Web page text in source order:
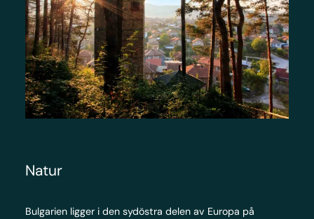
Natur
Bulgarien ligger i den sydöstra delen av Europa på